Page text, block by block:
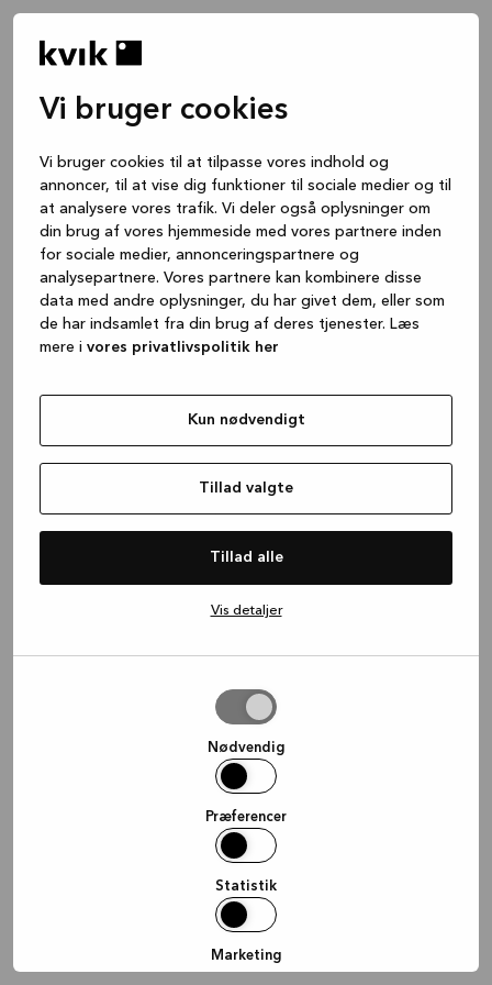
Vi bruger cookies
Vi bruger cookies til at tilpasse vores indhold og
annoncer, til at vise dig funktioner til sociale medier og til
at analysere vores trafik. Vi deler også oplysninger om
din brug af vores hjemmeside med vores partnere inden
for sociale medier, annonceringspartnere og
analysepartnere. Vores partnere kan kombinere disse
data med andre oplysninger, du har givet dem, eller som
de har indsamlet fra din brug af deres tjenester. Læs
mere i vores privatlivspolitik her
Kun nødvendigt
Tillad valgte
Tillad alle
Vis detaljer
Nødvendig
Præferencer
Statistik
Marketing
(see the browser console for more
information).